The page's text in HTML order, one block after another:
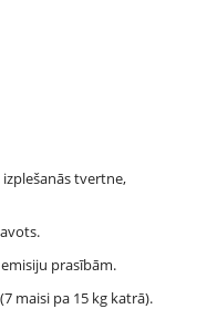
tvertne,
prasībām.
maisi pa 15 kg katrā).